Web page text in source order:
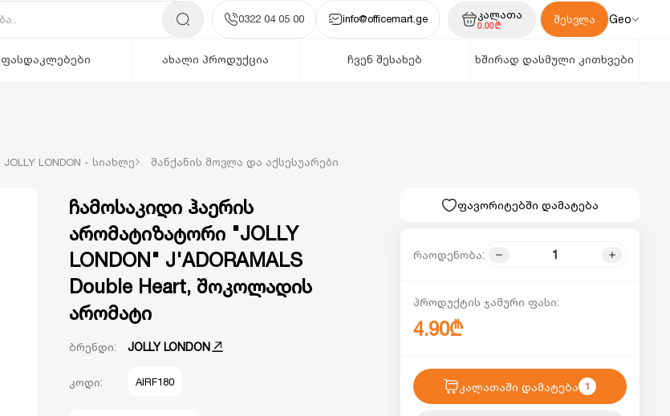
0322 04 05 00 info@officemart.ge კალათა
0.00₾ შესვლა Geo
ფასდაკლებები ახალი პროდუქცია ჩვენ შესახებ ხშირად დასმული კითხვები
JOLLY LONDON - სიახლე მანქანის მოვლა და აქსესუარები
ჩამოსაკიდი ჰაერის
არომატიზატორი "JOLLY
LONDON" J'ADORAMALS
Double Heart, შოკოლადის
არომატი
ბრენდი: JOLLY LONDON
კოდი: AIRF180
ფავორიტებში დამატება
რაოდენობა:
პროდუქტის ჯამური ფასი:
4.90₾
კალათაში დამატება 1